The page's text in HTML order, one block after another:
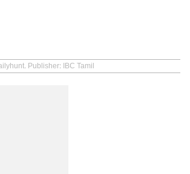
Publisher: IBC Tamil